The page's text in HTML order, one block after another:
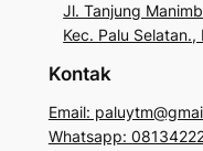
Jl. Tanjung
Kec. Palu Selatan.,
Kontak
Email:
Whatsapp: